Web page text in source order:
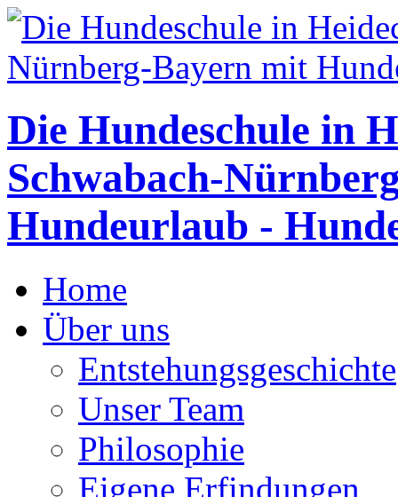
Die Hundeschule in
Schwabach-
Hundeurlaub -
Home
Über uns
Entstehungsgeschichte
Unser Team
Philosophie
Eigene Erfindungen